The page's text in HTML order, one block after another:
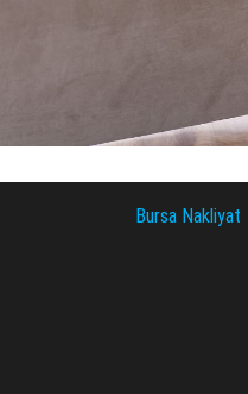
Bursa Nakliyat